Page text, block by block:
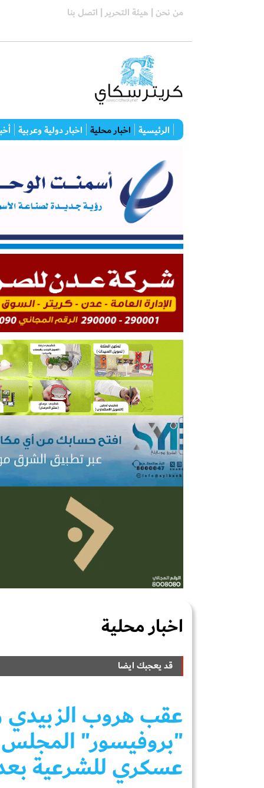
من نحن | هيئة التحرير | اتصل بنا
الرئيسية اخبار محلية اخبار دولية وعربية
اخبار محلية
قد يعجبك ايضا
عقب هروب الزبيدي
"بروفيسور" المجلس
عسكري للشرعية